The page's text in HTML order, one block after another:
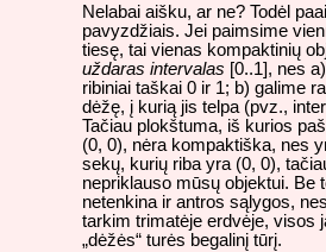
Nelabai aišku, ar ne? Todėl
pavyzdžiais. Jei paimsime
tiesę, tai vienas kompaktinių
uždaras intervalas [0..1], nes
ribiniai taškai 0 ir 1; b) galime
dėžę, į kurią jis telpa (pvz.,
Tačiau plokštuma, iš kurios
(0, 0), nėra kompaktiška, nes
sekų, kurių riba yra (0, 0),
nepriklauso mūsų objektui. Be
netenkina ir antros sąlygos,
tarkim trimatėje erdvėje, visos
„dėžės“ turės begalinį tūrį.